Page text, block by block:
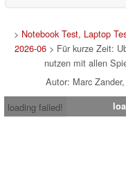
> Notebook Test, Laptop
2026-06> Für kurze Zeit:
nutzen mit allen
Autor: Marc
loading failed!